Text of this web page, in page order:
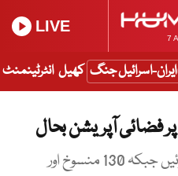
7
LIVE
ایران-اسرائیل جنگ کھیل انٹرٹینمنٹ
فضائی آپریشن بحال
گزشتہ روز 400 پروازیں متاثر ہوئیں جبکہ 130 منسوخ اور